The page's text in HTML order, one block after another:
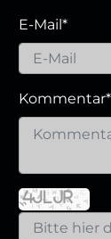
E-Mail*
Kommentar*